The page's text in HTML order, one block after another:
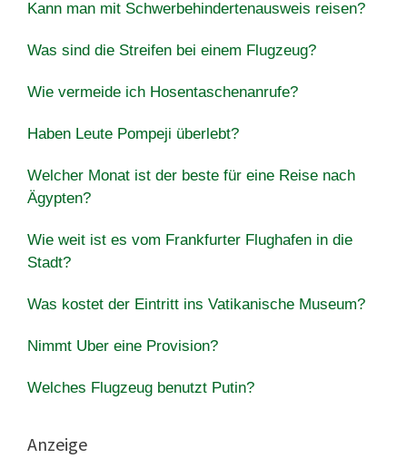
Kann man mit Schwerbehindertenausweis reisen?
Was sind die Streifen bei einem Flugzeug?
Wie vermeide ich Hosentaschenanrufe?
Haben Leute Pompeji überlebt?
Welcher Monat ist der beste für eine Reise nach
Ägypten?
Wie weit ist es vom Frankfurter Flughafen in die
Stadt?
Was kostet der Eintritt ins Vatikanische Museum?
Nimmt Uber eine Provision?
Welches Flugzeug benutzt Putin?
Anzeige